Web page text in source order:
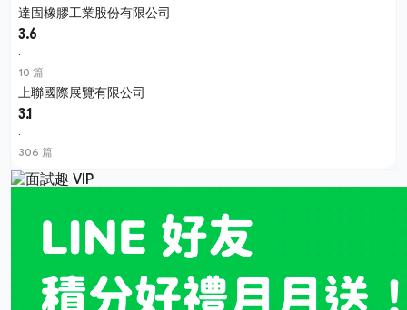
達固橡膠工業股份有限公司
3.6
·
10 篇
上聯國際展覽有限公司
3.1
·
306 篇